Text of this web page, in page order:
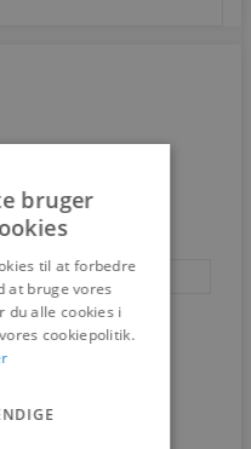
Chair
bruger
til at forbedre
at bruge vores
du alle cookies i
cookiepolitik.